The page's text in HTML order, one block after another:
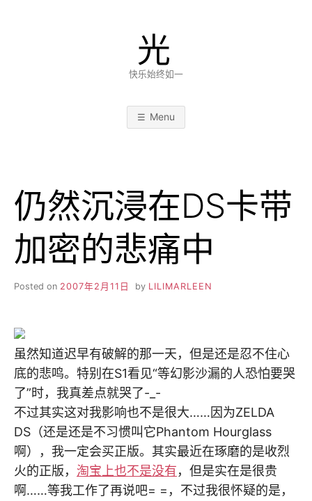
光
快乐始终如一
Menu
仍然沉浸在DS卡带
加密的悲痛中
Posted on 2007年2月11日 by LILIMARLEEN
虽然知道迟早有破解的那一天，但是还是忍不住心
底的悲鸣。特别在S1看见“等幻影沙漏的人恐怕要哭
了”时，我真差点就哭了-_-
不过其实这对我影响也不是很大……因为ZELDA
DS（还是还是不习惯叫它Phantom Hourglass
啊），我一定会买正版。其实最近在琢磨的是收烈
火的正版， 淘宝上也不是没有，但是实在是很贵
啊……等我工作了再说吧= =，不过我很怀疑的是，